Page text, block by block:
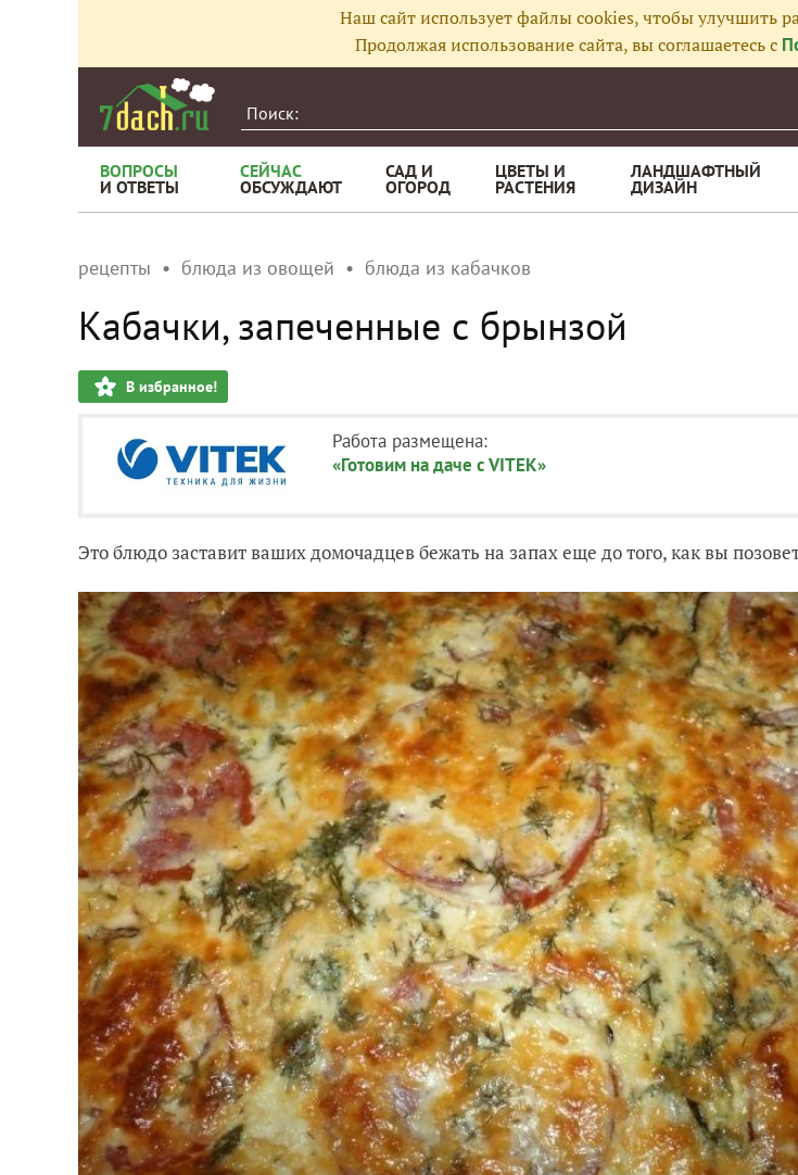
Наш сайт использует файлы cookies, чтобы улучшить
Продолжая использование сайта, вы соглашаетесь с
ВОПРОСЫ
И ОТВЕТЫ
СЕЙЧАС
ОБСУЖДАЮТ
САД И
ОГОРОД
ЦВЕТЫ И
РАСТЕНИЯ
ЛАНДШАФТНЫЙ
ДИЗАЙН
рецепты блюда из овощей блюда из кабачков
Кабачки, запеченные с брынзой
В избранное!
Работа размещена:
«Готовим на даче с VITEK»
Это блюдо заставит ваших домочадцев бежать на запах еще до того, как вы